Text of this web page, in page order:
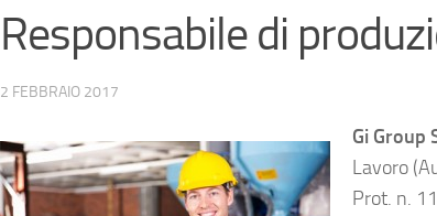
Responsabile di
2 FEBBRAIO 2017
Gi Group
Lavoro
Prot. n.